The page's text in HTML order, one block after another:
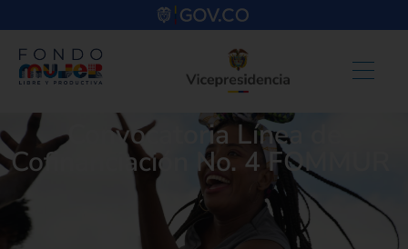
Convocatoria Línea de
Cofinanciación No. 4 FOMMUR